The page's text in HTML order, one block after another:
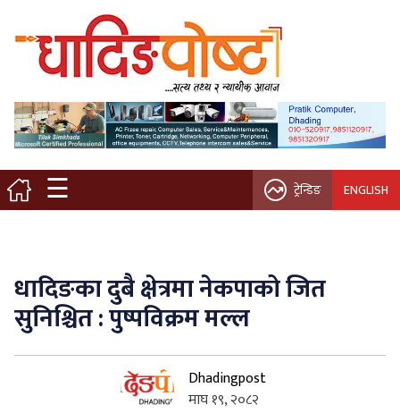
☰
मुख्य पृष्ठ
स्थानीय समाचार
विचार / ब्लग
नगर/गाउँ पालिका
कृषि/सहकारी
साहित्य / संस्कृति
ट्रेन्डिङ ENGLISH
धादिङका दुबै क्षेत्रमा नेकपाको जित
सुनिश्चित : पुष्पविक्रम मल्ल
Dhadingpost
माघ १९, २०८२